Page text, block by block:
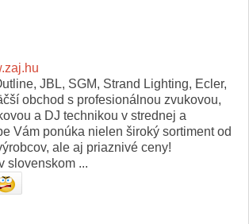
JBL, SGM, Strand Lighting, Ecler,
obchod s profesionálnou zvukovou,
a DJ technikou v strednej a
Vám ponúka nielen široký sortiment od
ale aj priaznivé ceny!
slovenskom ...